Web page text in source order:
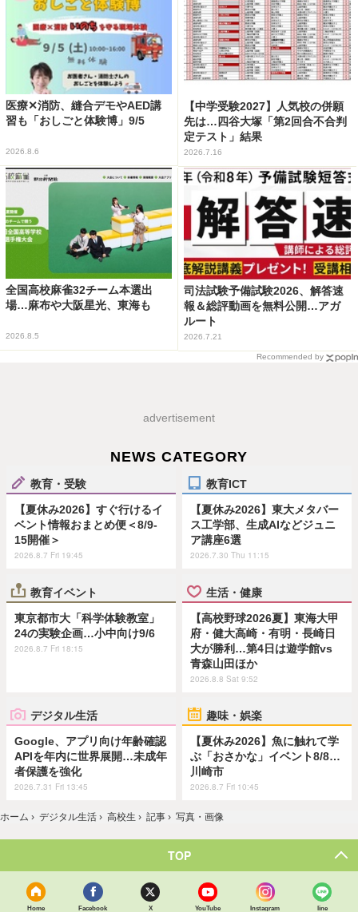
医療✕消防、縫合デモやAED講
習も「おしごと体験博」9/5
2026.8.6
【中学受験2027】人気校の併願
先は…四谷大塚「第2回合不合判
定テスト」結果
2026.7.16
全国高校麻雀32チーム本選出
場…麻布や大阪星光、東海も
2026.8.5
司法試験予備試験2026、解答速
報＆総評動画を無料公開…アガ
ルート
2026.7.21
Recommended by
advertisement
NEWS CATEGORY
教育・受験
【夏休み2026】すぐ行けるイ
ベント情報おまとめ便＜8/9-
15開催＞
2026.8.7 Fri 19:45
教育ICT
【夏休み2026】東大メタバー
ス工学部、生成AIなどジュニ
ア講座6選
2026.7.30 Thu 11:15
教育イベント
東京都市大「科学体験教室」
24の実験企画…小中向け9/6
2026.8.7 Fri 18:15
生活・健康
【高校野球2026夏】東海大甲
府・健大高崎・有明・長崎日
大が勝利…第4日は遊学館vs
青森山田ほか
2026.8.8 Sat 9:52
デジタル生活
Google、アプリ向け年齢確認
APIを年内に世界展開…未成年
者保護を強化
2026.7.31 Fri 13:45
趣味・娯楽
【夏休み2026】魚に触れて学
ぶ「おさかな」イベント8/8…
川崎市
2026.8.7 Fri 10:45
ホーム › デジタル生活 › 高校生 › 記事 › 写真・画像
TOP
Home Facebook X YouTube Instagram line